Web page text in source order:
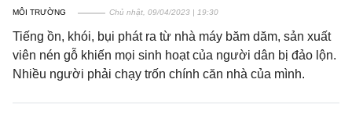
MÔI TRƯỜNG Chủ nhật, 09/04/2023 | 19:30
Tiếng ồn, khói, bụi phát ra từ nhà máy băm dăm, sản xuất
viên nén gỗ khiến mọi sinh hoạt của người dân bị đảo lộn.
Nhiều người phải chạy trốn chính căn nhà của mình.